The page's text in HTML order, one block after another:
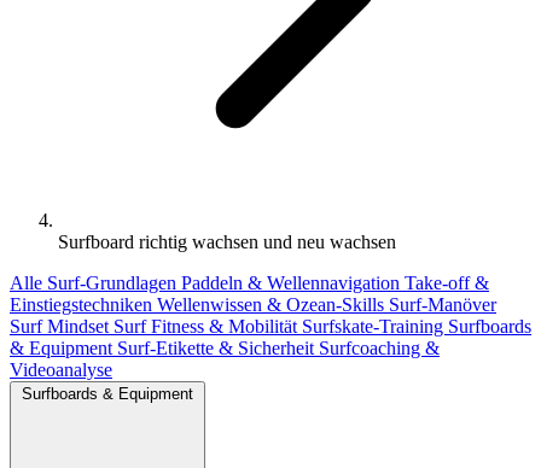
Surfboard richtig wachsen und neu wachsen
Alle Surf-Grundlagen Paddeln & Wellennavigation Take-off &
Einstiegstechniken Wellenwissen & Ozean-Skills Surf-Manöver
Surf Mindset Surf Fitness & Mobilität Surfskate-Training Surfboards
& Equipment Surf-Etikette & Sicherheit Surfcoaching &
Videoanalyse
Surfboards & Equipment